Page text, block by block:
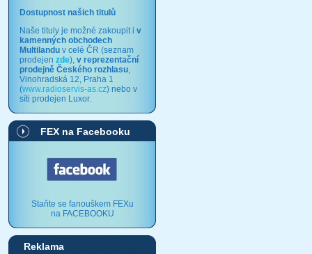
Dostupnost našich titulů
Naše tituly je možné zakoupit i v
kamenných obchodech
Multilandu v celé ČR (seznam
prodejen zde), v reprezentační
prodejně Českého rozhlasu,
Vinohradská 12, Praha 1
(www.radioservis-as.cz) nebo v
síti prodejen Luxor.
FEX na Facebooku
Staňte se fanouškem FEXu
na FACEBOOKU
Reklama